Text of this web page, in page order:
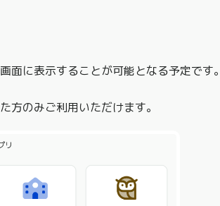
面に表示することが可能となる予定です。
方のみご利用いただけます。